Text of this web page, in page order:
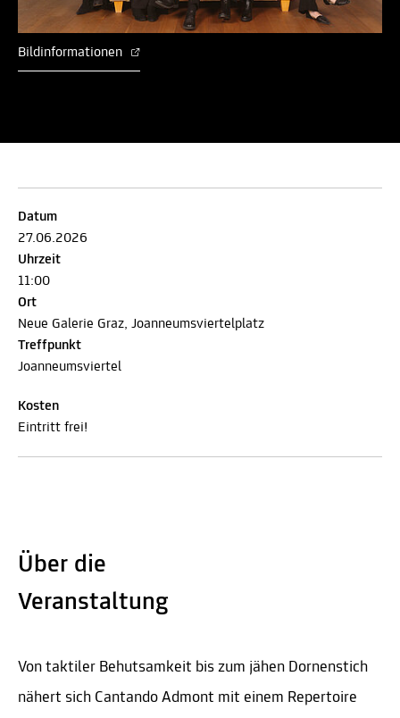
Bildinformationen
Datum
27.06.2026
Uhrzeit
11:00
Ort
Neue Galerie Graz, Joanneumsviertelplatz
Treffpunkt
Joanneumsviertel
Kosten
Eintritt frei!
Über die
Veranstaltung
Von taktiler Behutsamkeit bis zum jähen Dornenstich
nähert sich Cantando Admont mit einem Repertoire